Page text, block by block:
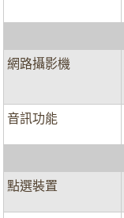
網路攝影機
音訊功能
點選裝置